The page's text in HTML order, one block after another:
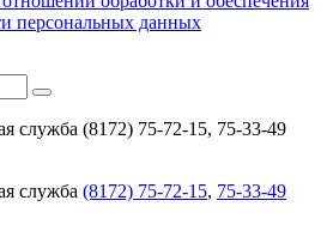
персональных данных
служба (8172) 75-72-15, 75-33-49
служба (8172) 75-72-15, 75-33-49